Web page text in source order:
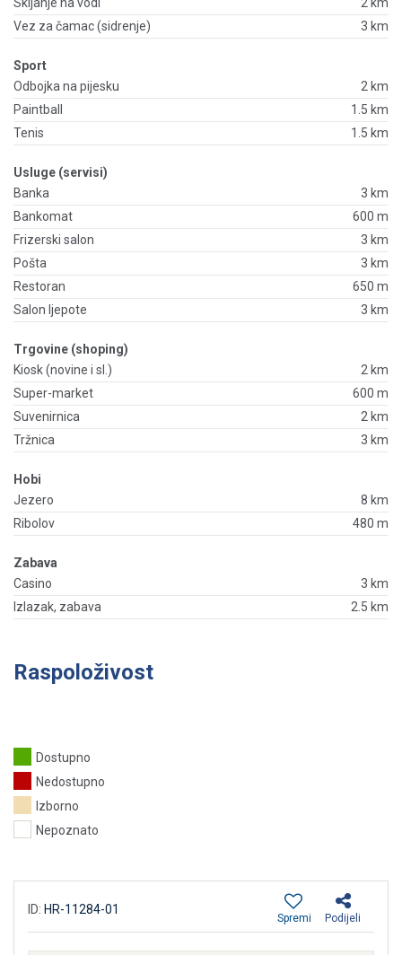
Skijanje na vodi
2 km
Vez za čamac (sidrenje)
3 km
Sport
Odbojka na pijesku
2 km
Paintball
1.5 km
Tenis
1.5 km
Usluge (servisi)
Banka
3 km
Bankomat
600 m
Frizerski salon
3 km
Pošta
3 km
Restoran
650 m
Salon ljepote
3 km
Trgovine (shoping)
Kiosk (novine i sl.)
2 km
Super-market
600 m
Suvenirnica
2 km
Tržnica
3 km
Hobi
Jezero
8 km
Ribolov
480 m
Zabava
Casino
3 km
Izlazak, zabava
2.5 km
Raspoloživost
Dostupno
Nedostupno
Izborno
Nepoznato
ID: HR-11284-01
Podijeli
Spremi